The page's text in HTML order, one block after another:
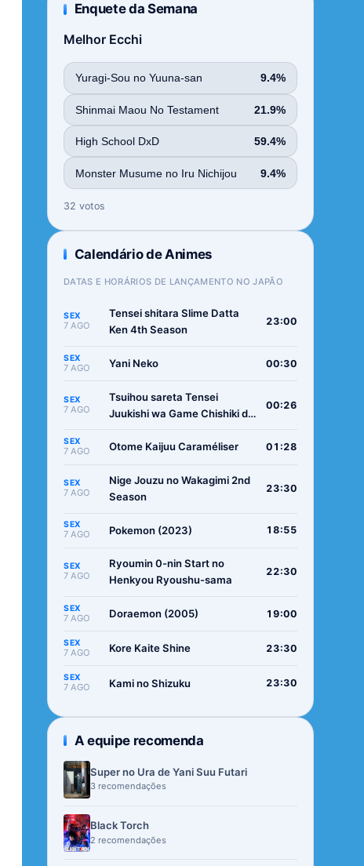
Enquete da Semana
Melhor Ecchi
Yuragi-Sou no Yuuna-san 9.4%
Shinmai Maou No Testament 21.9%
High School DxD 59.4%
Monster Musume no Iru Nichijou 9.4%
32 votos
Calendário de Animes
DATAS E HORÁRIOS DE LANÇAMENTO NO JAPÃO
SEX
7 AGO
Tensei shitara Slime Datta
Ken 4th Season
23:00
SEX
7 AGO Yani Neko 00:30
SEX
7 AGO
Tsuihou sareta Tensei
Juukishi wa Game Chishiki de
00:26
SEX
7 AGO Otome Kaijuu Caraméliser 01:28
SEX
7 AGO
Nige Jouzu no Wakagimi 2nd
Season
23:30
SEX
7 AGO Pokemon (2023) 18:55
SEX
7 AGO
Ryoumin 0-nin Start no
Henkyou Ryoushu-sama
22:30
SEX
7 AGO Doraemon (2005) 19:00
SEX
7 AGO Kore Kaite Shine 23:30
SEX
7 AGO Kami no Shizuku 23:30
A equipe recomenda
Super no Ura de Yani Suu Futari
3 recomendações
Black Torch
2 recomendações